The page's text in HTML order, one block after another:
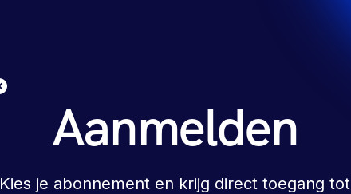
Aanmelden
Kies je abonnement en krijg direct toegang tot